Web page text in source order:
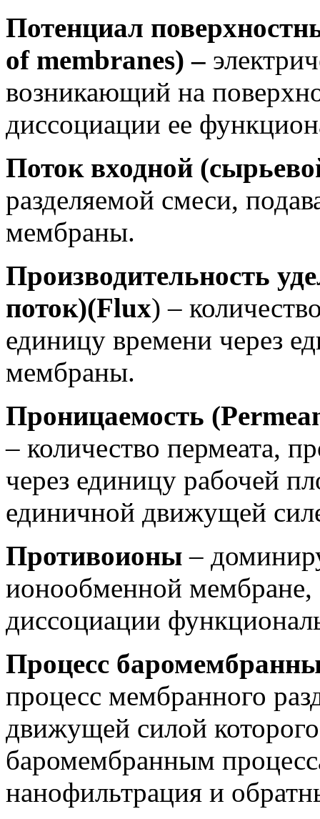
Потенциал
of membranes) –
возникающий на
диссоциации ее
Поток входной
разделяемой смеси,
мембраны.
Производительность
поток)(Flux) –
единицу времени через
мембраны.
Проницаемость
– количество пермеата,
через единицу рабочей
единичной движущей
Противоионы–
ионообменной
диссоциации
Процесс
процесс мембранного
движущей силой
баромембранным
нанофильтрация и